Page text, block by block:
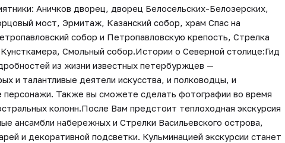
Аничков дворец, дворец Белосельских-Белозерских,
мост, Эрмитаж, Казанский собор, храм Спас на
собор и Петропавловскую крепость, Стрелка
Смольный собор.Истории о Северной столице:Гид
из жизни известных петербуржцев —
и талантливые деятели искусства, и полководцы, и
Также вы сможете сделать фотографии во время
колонн.После Вам предстоит теплоходная экскурсия
ансамбли набережных и Стрелки Васильевского острова,
и декоративной подсветки. Кульминацией экскурсии станет